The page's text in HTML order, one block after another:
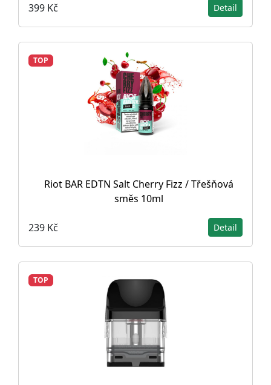
399 Kč Detail
TOP
Riot BAR EDTN Salt Cherry Fizz / Třešňová
směs 10ml
239 Kč Detail
TOP